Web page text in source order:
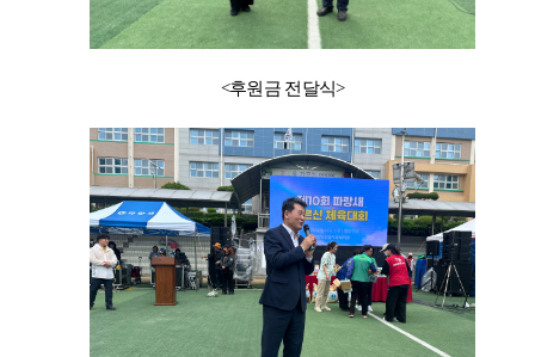
<후원금 전달식>